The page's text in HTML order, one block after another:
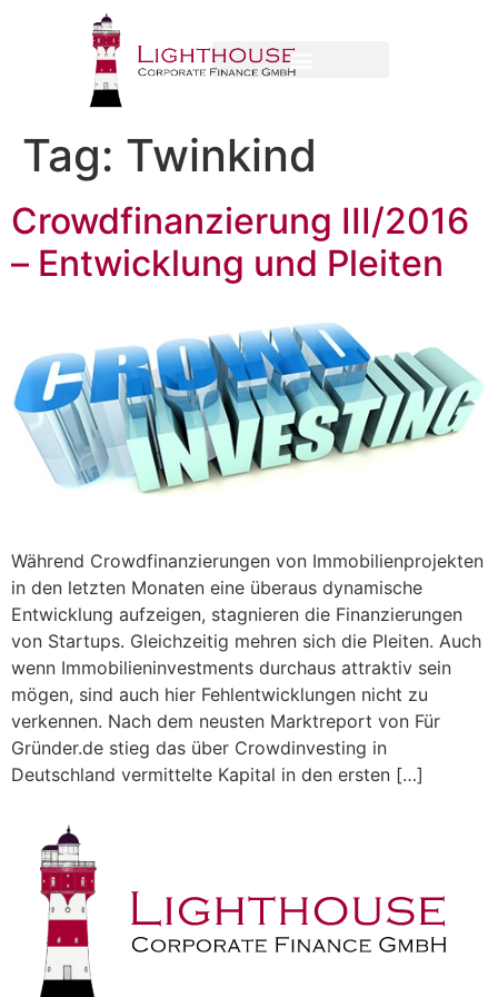
Tag: Twinkind
Crowdfinanzierung III/2016
– Entwicklung und Pleiten
Während Crowdfinanzierungen von Immobilienprojekten
in den letzten Monaten eine überaus dynamische
Entwicklung aufzeigen, stagnieren die Finanzierungen
von Startups. Gleichzeitig mehren sich die Pleiten. Auch
wenn Immobilieninvestments durchaus attraktiv sein
mögen, sind auch hier Fehlentwicklungen nicht zu
verkennen. Nach dem neusten Marktreport von Für
Gründer.de stieg das über Crowdinvesting in
Deutschland vermittelte Kapital in den ersten […]